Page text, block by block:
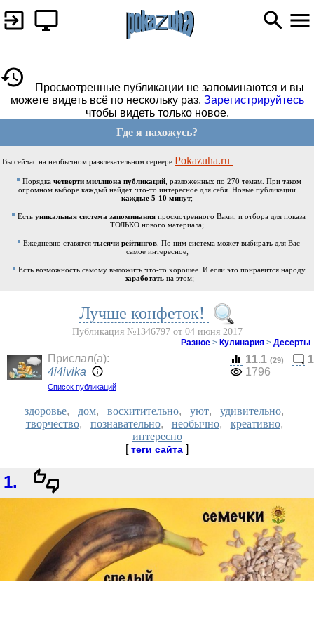
Просмотренные публикации не запоминаются и вы
можете видеть всё по нескольку раз. Зарегистрируйтесь
чтобы видеть только новое.
Где я нахожусь?
Вы сейчас на необычном развлекательном сервере Pokazuha.ru :
Порядка четверти миллиона публикаций, разложенных по 270 темам. При таком
огромном выборе каждый найдет что-то интересное для себя. Новые публикации
каждые 5-10 минут;
Есть уникальная система запоминания просмотренного Вами, и отбора для показа
ТОЛЬКО нового материала;
Ежедневно ставятся тысячи рейтингов . По ним система может выбирать для Вас
самое интересное;
Есть возможность самому выложить что-то хорошее. И если это понравится народу
- заработать на этом;
Лучше конфеток!
Публикация №1346797 от 04 июня 2017
Разное > Кулинария > Десерты
Прислал(a):
4i4ivika
Список публикаций
11.1 (29)
1
1796
здоровье, дом, восхитительно, уют, удивительно,
творчество, познавательно, необычно, креативно,
интересно
[теги сайта ]
1.